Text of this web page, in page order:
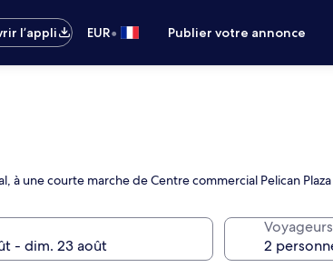
l’appli EUR• Publier votre annonce
une courte marche de Centre commercial Pelican Plaza
Voyageurs